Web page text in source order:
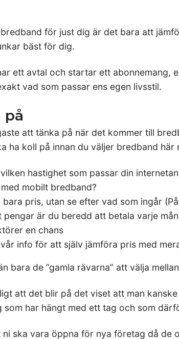
för just dig är det bara att
bäst för dig.
ett avtal och startar ett abonnemang,
vad som passar ens egen livsstil.
på
att tänka på när det kommer till
ha koll på innan du väljer bredband här
hastighet som passar din
mobilt bredband?
pris, utan se efter vad som ingår (På
pengar är du beredd att betala varje
en chans
info för att själv jämföra pris med
bara de ”gamla rävarna” att välja mellan
att det blir på det viset att man
som har hängt med ett tag och som
ska vara öppna för nya företag då de